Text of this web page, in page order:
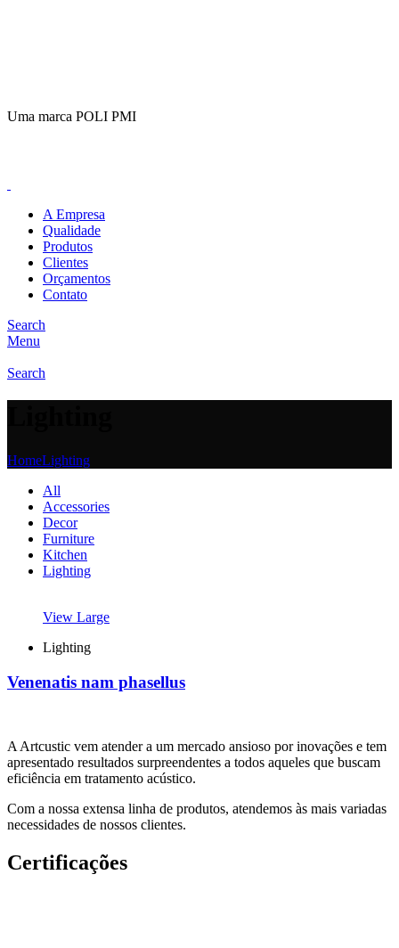
Uma marca POLI PMI
A Empresa
Qualidade
Produtos
Clientes
Orçamentos
Contato
Search
Menu
Search
HomeLighting
All
Accessories
Decor
Furniture
Kitchen
Lighting
View Large
Lighting
Venenatis nam phasellus
A Artcustic vem atender a um mercado ansioso por inovações e tem
apresentado resultados surpreendentes a todos aqueles que buscam
eficiência em tratamento acústico.
Com a nossa extensa linha de produtos, atendemos às mais variadas
necessidades de nossos clientes.
Certificações